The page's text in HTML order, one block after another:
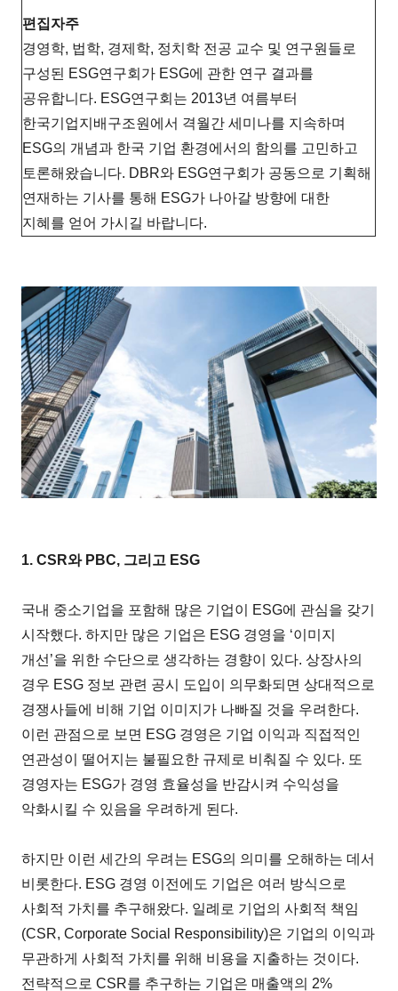
편집자주
경영학, 법학, 경제학, 정치학 전공 교수 및 연구원들로
구성된 ESG연구회가 ESG에 관한 연구 결과를
공유합니다. ESG연구회는 2013년 여름부터
한국기업지배구조원에서 격월간 세미나를 지속하며
ESG의 개념과 한국 기업 환경에서의 함의를 고민하고
토론해왔습니다. DBR와 ESG연구회가 공동으로 기획해
연재하는 기사를 통해 ESG가 나아갈 방향에 대한
지혜를 얻어 가시길 바랍니다.
1. CSR와 PBC, 그리고 ESG
국내 중소기업을 포함해 많은 기업이 ESG에 관심을 갖기
시작했다. 하지만 많은 기업은 ESG 경영을 ‘이미지
개선’을 위한 수단으로 생각하는 경향이 있다. 상장사의
경우 ESG 정보 관련 공시 도입이 의무화되면 상대적으로
경쟁사들에 비해 기업 이미지가 나빠질 것을 우려한다.
이런 관점으로 보면 ESG 경영은 기업 이익과 직접적인
연관성이 떨어지는 불필요한 규제로 비춰질 수 있다. 또
경영자는 ESG가 경영 효율성을 반감시켜 수익성을
악화시킬 수 있음을 우려하게 된다.
하지만 이런 세간의 우려는 ESG의 의미를 오해하는 데서
비롯한다. ESG 경영 이전에도 기업은 여러 방식으로
사회적 가치를 추구해왔다. 일례로 기업의 사회적 책임
(CSR, Corporate Social Responsibility)은 기업의 이익과
무관하게 사회적 가치를 위해 비용을 지출하는 것이다.
전략적으로 CSR를 추구하는 기업은 매출액의 2%